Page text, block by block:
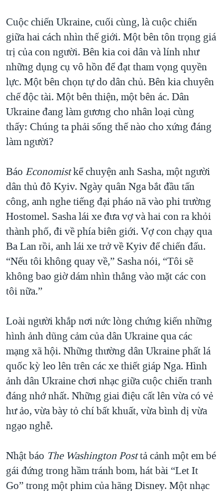
Cuộc chiến Ukraine, cuối cùng, là cuộc chiến
giữa hai cách nhìn thế giới. Một bên tôn trọng giá
trị của con người. Bên kia coi dân và lính như
những dụng cụ vô hồn để đạt tham vọng quyền
lực. Một bên chọn tự do dân chủ. Bên kia chuyên
chế độc tài. Một bên thiện, một bên ác. Dân
Ukraine đang làm gương cho nhân loại cùng
thấy: Chúng ta phải sống thế nào cho xứng đáng
làm người?
Báo Economistkể chuyện anh Sasha, một người
dân thủ đô Kyiv. Ngày quân Nga bắt đầu tấn
công, anh nghe tiếng đại pháo nã vào phi trường
Hostomel. Sasha lái xe đưa vợ và hai con ra khỏi
thành phố, đi về phía biên giới. Vợ con chạy qua
Ba Lan rồi, anh lái xe trở về Kyiv để chiến đấu.
“Nếu tôi không quay về,” Sasha nói, “Tôi sẽ
không bao giờ dám nhìn thẳng vào mặt các con
tôi nữa.”
Loài người khắp nơi nức lòng chứng kiến những
hình ảnh dũng cảm của dân Ukraine qua các
mạng xã hội. Những thường dân Ukraine phất lá
quốc kỳ leo lên trên các xe thiết giáp Nga. Hình
ảnh dân Ukraine chơi nhạc giữa cuộc chiến tranh
đáng nhớ nhất. Những giai điệu cất lên vừa có vẻ
hư ảo, vừa bày tỏ chí bất khuất, vừa bình dị vừa
ngạo nghễ.
Nhật báo The Washington Posttả cảnh một em bé
gái đứng trong hầm tránh bom, hát bài “Let It
Go” trong một phim của hãng Disney. Một nhạc